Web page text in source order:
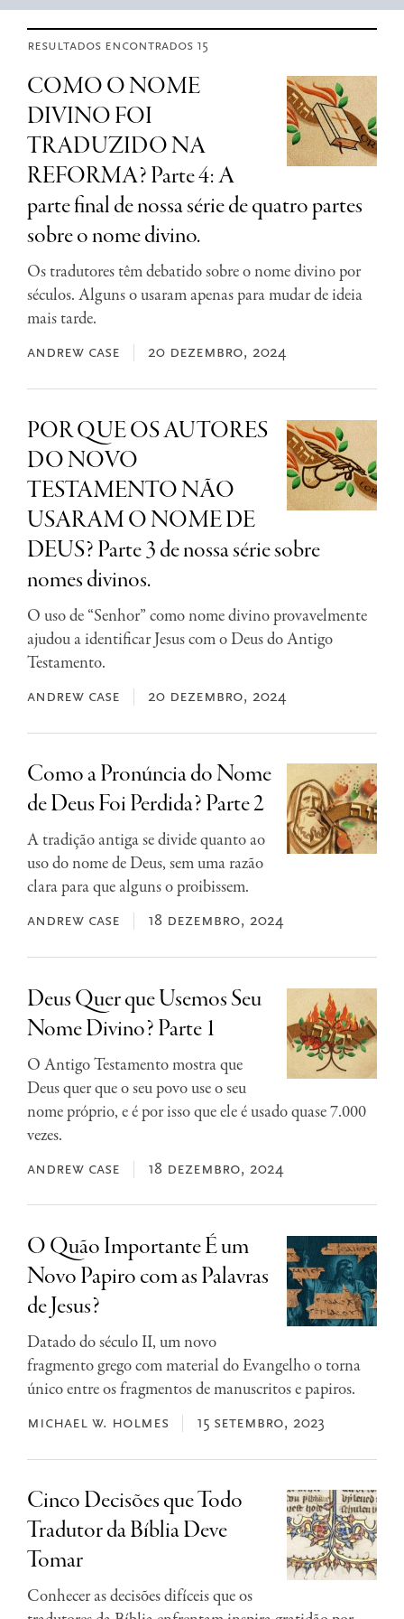
resultados encontrados 15
COMO O NOME
DIVINO FOI
TRADUZIDO NA
REFORMA? Parte 4: A
parte final de nossa série de quatro partes
sobre o nome divino.
Os tradutores têm debatido sobre o nome divino por
séculos. Alguns o usaram apenas para mudar de ideia
mais tarde.
andrew case 20 dezembro, 2024
POR QUE OS AUTORES
DO NOVO
TESTAMENTO NÃO
USARAM O NOME DE
DEUS? Parte 3 de nossa série sobre
nomes divinos.
O uso de “Senhor” como nome divino provavelmente
ajudou a identificar Jesus com o Deus do Antigo
Testamento.
andrew case 20 dezembro, 2024
Como a Pronúncia do Nome
de Deus Foi Perdida? Parte 2
A tradição antiga se divide quanto ao
uso do nome de Deus, sem uma razão
clara para que alguns o proibissem.
andrew case 18 dezembro, 2024
Deus Quer que Usemos Seu
Nome Divino? Parte 1
O Antigo Testamento mostra que
Deus quer que o seu povo use o seu
nome próprio, e é por isso que ele é usado quase 7.000
vezes.
andrew case 18 dezembro, 2024
O Quão Importante É um
Novo Papiro com as Palavras
de Jesus?
Datado do século II, um novo
fragmento grego com material do Evangelho o torna
único entre os fragmentos de manuscritos e papiros.
michael w. holmes 15 setembro, 2023
Cinco Decisões que Todo
Tradutor da Bíblia Deve
Tomar
Conhecer as decisões difíceis que os